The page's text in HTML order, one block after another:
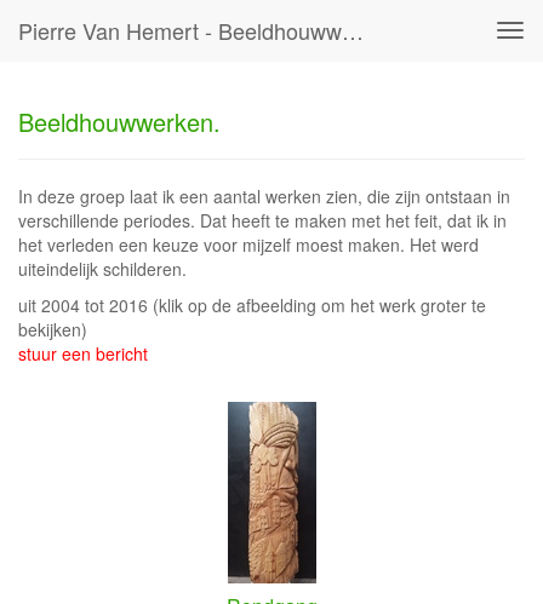
Pierre Van Hemert - Beeldhouwwerken.
Beeldhouwwerken.
In deze groep laat ik een aantal werken zien, die zijn ontstaan in
verschillende periodes. Dat heeft te maken met het feit, dat ik in
het verleden een keuze voor mijzelf moest maken. Het werd
uiteindelijk schilderen.
uit 2004 tot 2016 (klik op de afbeelding om het werk groter te
bekijken)
stuur een bericht